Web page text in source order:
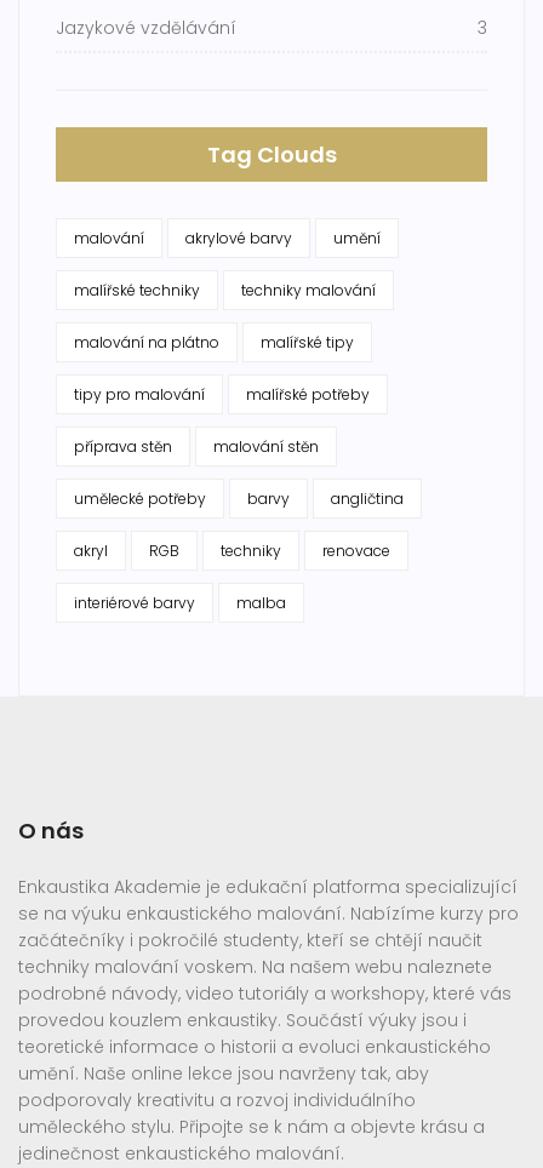
Jazykové vzdělávání 3
Tag Clouds
malování akrylové barvy umění
malířské techniky techniky malování
malování na plátno malířské tipy
tipy pro malování malířské potřeby
příprava stěn malování stěn
umělecké potřeby barvy angličtina
akryl RGB techniky renovace
interiérové barvy malba
O nás
Enkaustika Akademie je edukační platforma specializující
se na výuku enkaustického malování. Nabízíme kurzy pro
začátečníky i pokročilé studenty, kteří se chtějí naučit
techniky malování voskem. Na našem webu naleznete
podrobné návody, video tutoriály a workshopy, které vás
provedou kouzlem enkaustiky. Součástí výuky jsou i
teoretické informace o historii a evoluci enkaustického
umění. Naše online lekce jsou navrženy tak, aby
podporovaly kreativitu a rozvoj individuálního
uměleckého stylu. Připojte se k nám a objevte krásu a
jedinečnost enkaustického malování.